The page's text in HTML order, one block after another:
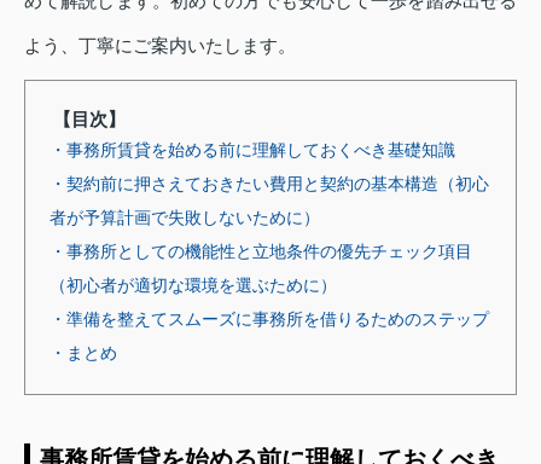
よう、丁寧にご案内いたします。
【目次】
・事務所賃貸を始める前に理解しておくべき基礎知識
・契約前に押さえておきたい費用と契約の基本構造（初心
者が予算計画で失敗しないために）
・事務所としての機能性と立地条件の優先チェック項目
（初心者が適切な環境を選ぶために）
・準備を整えてスムーズに事務所を借りるためのステップ
・まとめ